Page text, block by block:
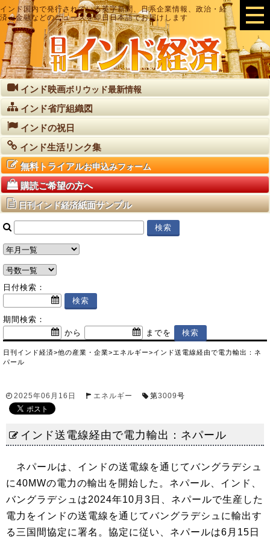
インド国内で発行されている英字新聞、日系企業情報、政治・経
済・金融などのニュースを即日日本語でお届けします
インド映画ボリウッド最新情報
インド省庁組織図
インドの祝日
インド生活リンク集
無料トライアルお申込みフォーム
購読ご希望の方へ
日刊インド経済紙面サンプル
日付検索：
期間検索：
から
までを
日刊インド経済>他の産業・企業>エネルギー>インド送電線経由で電力輸出：ネ
パール
2025年06月16日 エネルギー 第3009号
インド送電線経由で電力輸出：ネパール
ネパールは、インドの送電線を通じてバングラデシュ
に40MWの電力の輸出を開始した。ネパール、インド、
バングラデシュは2024年10月3日、ネパールで生産した
電力をインドの送電線を通じてバングラデシュに輸出す
る三国間協定に署名。協定に従い、ネパールは6月15日